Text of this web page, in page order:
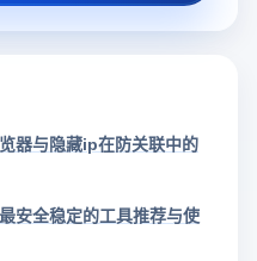
器与隐藏ip在防关联中的
安全稳定的工具推荐与使